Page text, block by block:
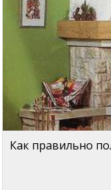
Как правильно